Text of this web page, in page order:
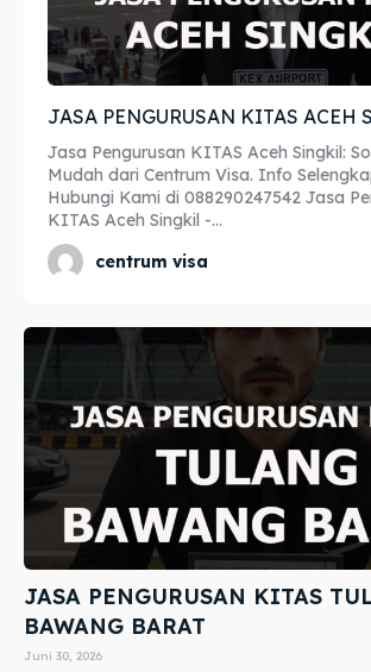
Penerjemah
Asuransi
Penerjemah
Asuransi
JASA PENGURUSAN KITAS ACEH
Jasa Pengurusan KITAS Aceh Singkil:
Mudah dari Centrum Visa. Info
Hubungi Kami di 088290247542 Jasa Pengurusan
KITAS Aceh Singkil -...
centrum visa
JASA PENGURUSAN KITAS
BAWANG BARAT
Juni 30, 2026